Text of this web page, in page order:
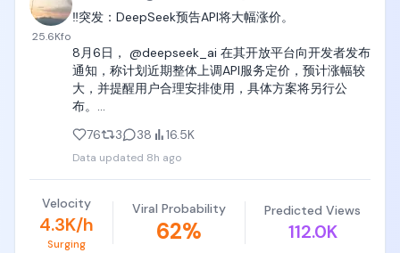
JOLTS数据显示，6月职位空缺降至约736万个，低于
预期，劳动力市场持续降温，职位空缺与失业比率降
Shopify Q2营收超预期，增长引擎依然在线
Shopify Q2营收35.8亿美元，超预期，GMV达1156亿
美元，高于预期，同比增长约34%。MRR达2.21亿美
元，增长没有放缓的迹象。
Leopold Aschenbrenner旗下基金近期动作
据Bloomberg等报道，前OpenAI研究员Leopold
Aschenbrenner创办的Situational Awareness基金在
华尔街最喜欢的不是跟你辩论基本面。
它只看三件事：
你仓位够不够明牌？
你流动性够不够差？
你杠杆扛不扛得住？
摩擦。
这时候，做空资金盯上的不是最稳的大票，而是那些
涨幅大、流动性差、持仓拥挤的小盘AI硬件股。
25.6Kfo
‼️突发：DeepSeek预告API将大幅涨价。
8月6日， @deepseek_ai 在其开放平台向开发者发布
通知，称计划近期整体上调API服务定价，预计涨幅较
大，并提醒用户合理安排使用，具体方案将另行公
布。
需要注意的是，这次不是此前已经实施的峰谷定价，
而是整体价格上调。
DeepSeek过去一年凭借极低的Token价格迅速席卷开
发者市场，大量AI产品也因此将其接入生产环境。
如今官方提前预警涨价，意味着这些产品的推理成本
76 3 38 16.5K
Data updated 8h ago
Velocity
4.3K/h
Surging
Viral Probability
62%
Predicted Views
112.0K